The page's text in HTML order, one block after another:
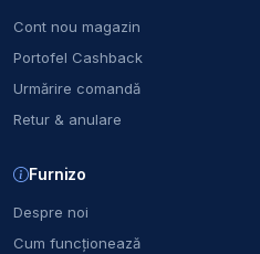
Cont nou magazin
Portofel Cashback
Urmărire comandă
Retur & anulare
Furnizo
Despre noi
Cum funcționează